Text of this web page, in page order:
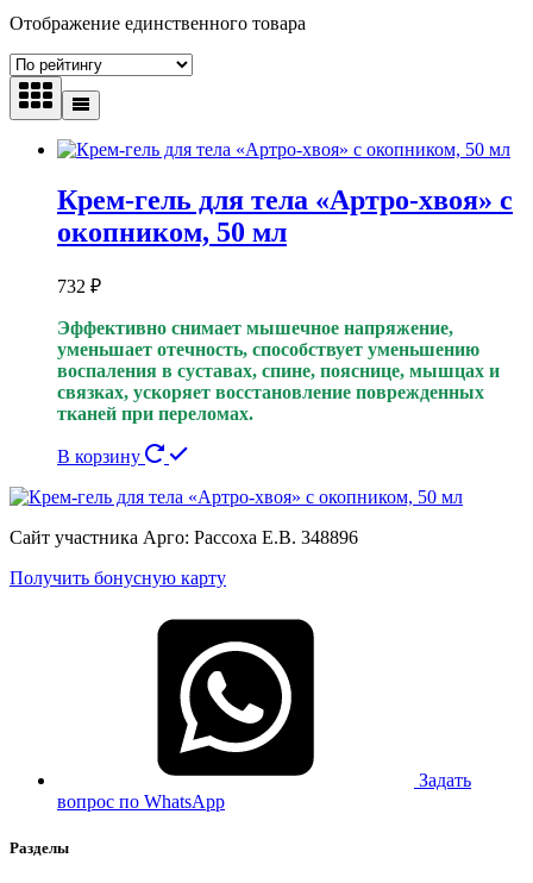
Отображение единственного товара
Крем-гель для тела «Артро-хвоя» с
окопником, 50 мл
732 ₽
Эффективно снимает мышечное напряжение,
уменьшает отечность, способствует уменьшению
воспаления в суставах, спине, пояснице, мышцах и
связках, ускоряет восстановление поврежденных
тканей при переломах.
В корзину
Сайт участника Арго: Рассоха Е.В. 348896
Получить бонусную карту
Задать
вопрос по WhatsApp
Разделы